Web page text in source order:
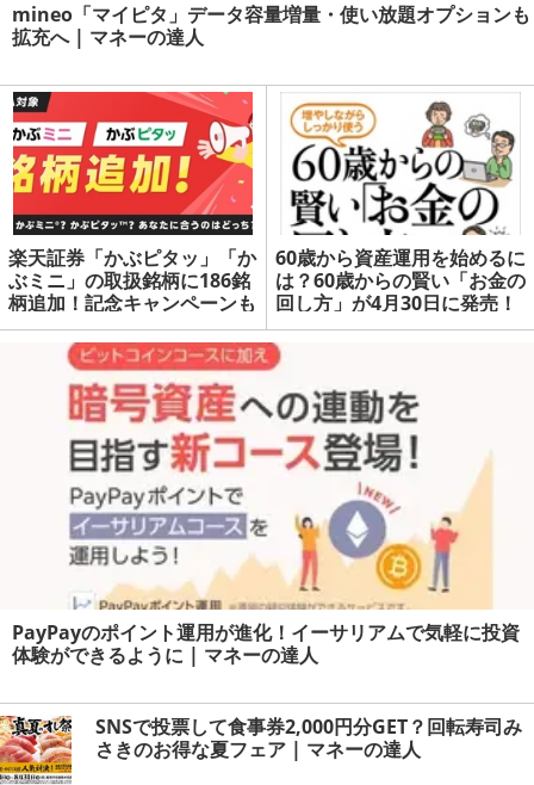
mineo「マイピタ」データ容量増量・使い放題オプションも
拡充へ | マネーの達人
楽天証券「かぶピタッ」「か
ぶミニ」の取扱銘柄に186銘
柄追加！記念キャンペーンも
実施 | マネーの達人
60歳から資産運用を始めるに
は？60歳からの賢い「お金の
回し方」が4月30日に発売！
| マネーの達人
PayPayのポイント運用が進化！イーサリアムで気軽に投資
体験ができるように | マネーの達人
SNSで投票して食事券2,000円分GET？回転寿司み
さきのお得な夏フェア | マネーの達人